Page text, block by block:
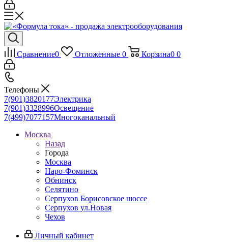
Сравнение0 Отложенные 0 Корзина0 0
Телефоны
7(901)3820177Электрика
7(901)3328996Освещение
7(499)7077157Многоканальный
Москва
Назад
Города
Москва
Наро-Фоминск
Обнинск
Селятино
Серпухов Борисовское шоссе
Серпухов ул.Новая
Чехов
Личный кабинет